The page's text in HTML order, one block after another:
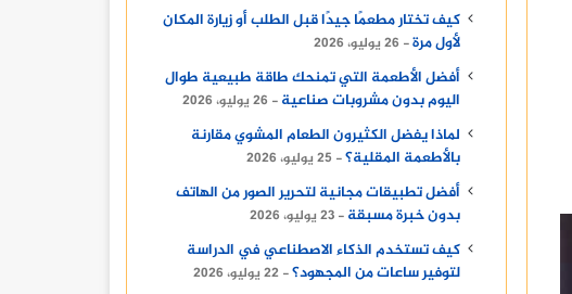
كيف تختار مطعمًا جيدًا قبل الطلب أو زيارة المكان
لأول مرة
26 يوليو، 2026
أفضل الأطعمة التي تمنحك طاقة طبيعية طوال
اليوم بدون مشروبات صناعية
26 يوليو، 2026
لماذا يفضل الكثيرون الطعام المشوي مقارنة
بالأطعمة المقلية؟
25 يوليو، 2026
أفضل تطبيقات مجانية لتحرير الصور من الهاتف
بدون خبرة مسبقة
23 يوليو، 2026
كيف تستخدم الذكاء الاصطناعي في الدراسة
لتوفير ساعات من المجهود؟
22 يوليو، 2026